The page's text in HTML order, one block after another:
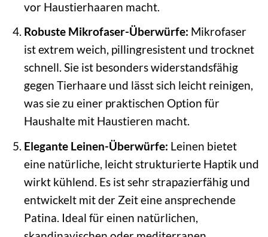
vor Haustierhaaren macht.
Robuste Mikrofaser-Überwürfe: Mikrofaser
ist extrem weich, pillingresistent und trocknet
schnell. Sie ist besonders widerstandsfähig
gegen Tierhaare und lässt sich leicht reinigen,
was sie zu einer praktischen Option für
Haushalte mit Haustieren macht.
Elegante Leinen-Überwürfe: Leinen bietet
eine natürliche, leicht strukturierte Haptik und
wirkt kühlend. Es ist sehr strapazierfähig und
entwickelt mit der Zeit eine ansprechende
Patina. Ideal für einen natürlichen,